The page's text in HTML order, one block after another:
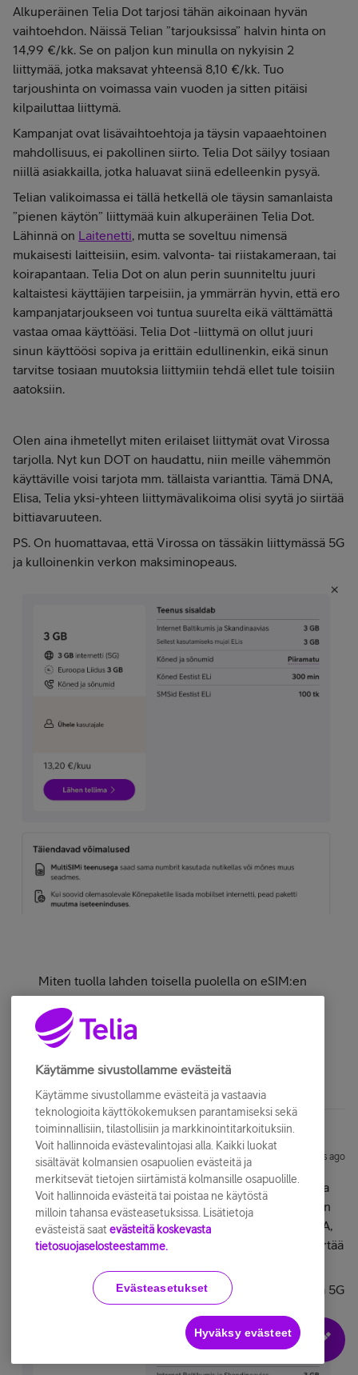
Alkuperäinen Telia Dot tarjosi tähän aikoinaan hyvän
vaihtoehdon. Näissä Telian ”tarjouksissa” halvin hinta on
14,99 €/kk. Se on paljon kun minulla on nykyisin 2
liittymää, jotka maksavat yhteensä 8,10 €/kk. Tuo
tarjoushinta on voimassa vain vuoden ja sitten pitäisi
kilpailuttaa liittymä.
Kampanjat ovat lisävaihtoehtoja ja täysin vapaaehtoinen
mahdollisuus, ei pakollinen siirto. Telia Dot säilyy tosiaan
niillä asiakkailla, jotka haluavat siinä edelleenkin pysyä.
Telian valikoimassa ei tällä hetkellä ole täysin samanlaista
”pienen käytön” liittymää kuin alkuperäinen Telia Dot.
Lähinnä on Laitenetti, mutta se soveltuu nimensä
mukaisesti laitteisiin, esim. valvonta- tai riistakameraan, tai
koirapantaan. Telia Dot on alun perin suunniteltu juuri
kaltaistesi käyttäjien tarpeisiin, ja ymmärrän hyvin, että ero
kampanjatarjoukseen voi tuntua suurelta eikä välttämättä
vastaa omaa käyttöäsi. Telia Dot -liittymä on ollut juuri
sinun käyttöösi sopiva ja erittäin edullinenkin, eikä sinun
tarvitse tosiaan muutoksia liittymiin tehdä ellet tule toisiin
aatoksiin.
Olen aina ihmetellyt miten erilaiset liittymät ovat Virossa
tarjolla. Nyt kun DOT on haudattu, niin meille vähemmön
käyttäville voisi tarjota mm. tällaista varianttia. Tämä DNA,
Elisa, Telia yksi-yhteen liittymävalikoima olisi syytä jo siirtää
bittiavaruuteen.
PS. On huomattavaa, että Virossa on tässäkin liittymässä 5G
ja kulloinenkin verkon maksiminopeaus.
Miten tuolla lahden toisella puolella on eSIM:en
kanssa? Voisin myöskin ottaa rajattoman tilalle jos saisi
tarpeeksi isommalla paketilla ja hinta maltillisempi:)
Löytyy ainakin operaattorreiden mukaan eSIM.
RaasuUkko Forum|Forum|4 months ago
Olen aina ihmetellyt miten erilaiset liittymät ovat Virossa
tarjolla. Nyt kun DOT on haudattu, niin meille vähemmön
käyttäville voisi tarjota mm. tällaista varianttia. Tämä DNA,
Elisa, Telia yksi-yhteen liittymävalikoima olisi syytä jo siirtää
PS. On huomattavaa, että Virossa on tässäkin liittymässä 5G
ja kulloinenkin verkon maksiminopeaus.
Käytämme sivustollamme evästeitä
Käytämme sivustollamme evästeitä ja vastaavia
teknologioita käyttökokemuksen parantamiseksi sekä
toiminnallisiin, tilastollisiin ja markkinointitarkoituksiin.
Voit hallinnoida evästevalintojasi alla. Kaikki luokat
sisältävät kolmansien osapuolien evästeitä ja
merkitsevät tietojen siirtämistä kolmansille osapuolille.
Voit hallinnoida evästeitä tai poistaa ne käytöstä
milloin tahansa evästeasetuksissa. Lisätietoja
evästeistä saat evästeitä koskevasta
tietosuojaselosteestamme.
Evästeasetukset
Hyväksy evästeet